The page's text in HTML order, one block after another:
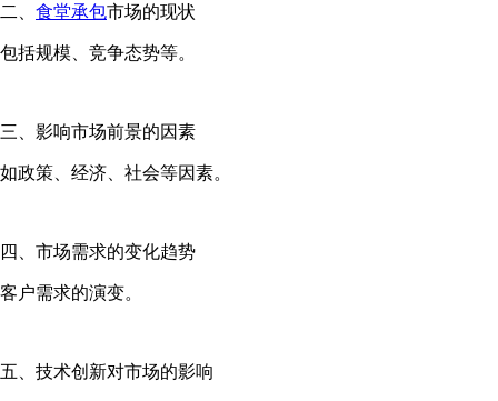
二、 食堂承包市场的现状
包括规模、竞争态势等。
三、影响市场前景的因素
如政策、经济、社会等因素。
四、市场需求的变化趋势
客户需求的演变。
五、技术创新对市场的影响